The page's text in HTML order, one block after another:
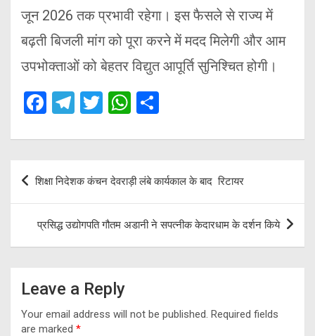
जून 2026 तक प्रभावी रहेगा। इस फैसले से राज्य में
बढ़ती बिजली मांग को पूरा करने में मदद मिलेगी और आम
उपभोक्ताओं को बेहतर विद्युत आपूर्ति सुनिश्चित होगी।
F
ce
b
o
o
k
T
e
gr
a
m
T
tt
er
W
at
s
A
p
p
ar
e
Post
navigation
शिक्षा निदेशक कंचन देवराड़ी लंबे कार्यकाल के बाद रिटायर
प्रसिद्ध उद्योगपति गौतम अडानी ने सपत्नीक केदारधाम के दर्शन किये
Leave a Reply
Your email address will not be published. Required fields
are marked *